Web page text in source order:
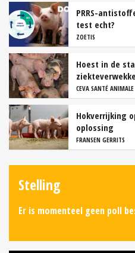
PRRS-
test echt?
ZOETIS
Hoest in de
CEVA SANTÉ ANIMALE
Hokverrijking
oplossing
FRANSEN GERRITS
Stelling
Er is momenteel geen poll